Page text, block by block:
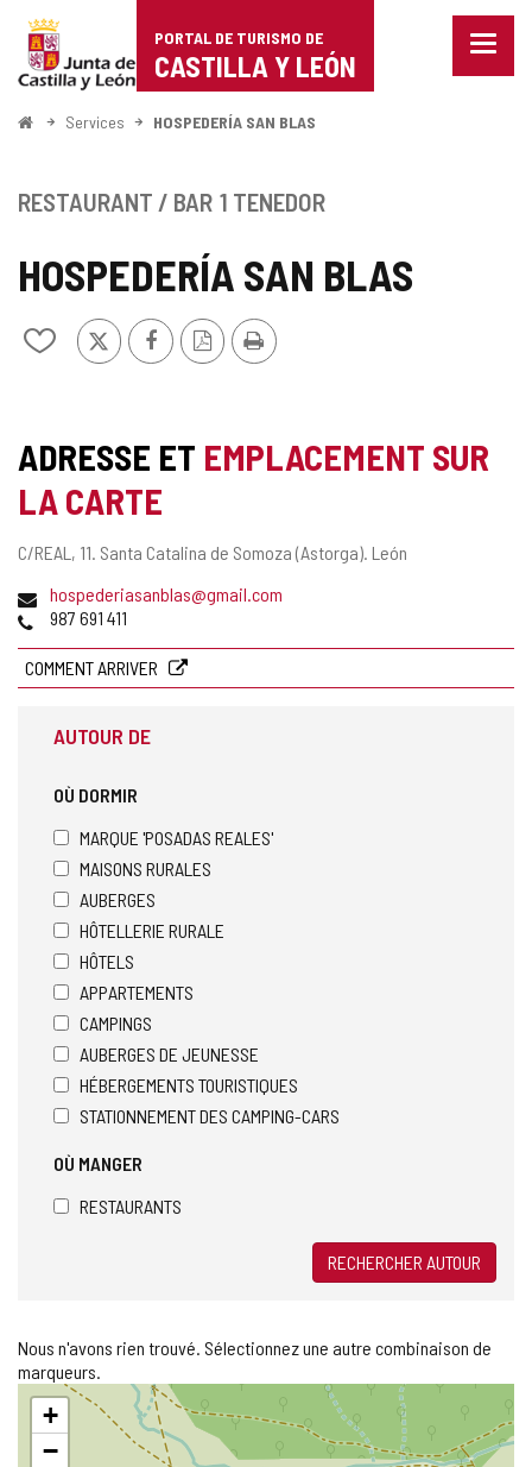
Portal
de
Turismo
Castilla
León
PORTAL DE TURISMO DE
CASTILLA Y LEÓN
Menu
<
Services HOSPEDERÍA SAN BLAS
HOSPEDERÍA SAN BLAS
Ajouter/retirer
X FacebookVersion
PDF
Imprimer
RESTAURANT / BAR 1 TENEDOR
ADRESSE ET EMPLACEMENT SUR
LA CARTE
Adresse
C/REAL, 11. Santa Catalina de Somoza (Astorga). León
Adresse
de
électronique
hospederiasanblas@gmail.com
Téléphones
987 691 411
COMMENT ARRIVER
AUTOUR DE
OÙ DORMIR
MARQUE 'POSADAS REALES'
MAISONS RURALES
AUBERGES
HÔTELLERIE RURALE
HÔTELS
APPARTEMENTS
CAMPINGS
AUBERGES DE JEUNESSE
HÉBERGEMENTS TOURISTIQUES
STATIONNEMENT DES CAMPING-CARS
OÙ MANGER
RESTAURANTS
RECHERCHER AUTOUR
Nous n'avons rien trouvé. Sélectionnez une autre combinaison de
marqueurs.
Sauter
carte
+
−